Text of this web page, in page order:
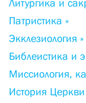
Литургика и
Патристика »
Экклезиология »
Библеистика и
Миссиология,
История Церкви